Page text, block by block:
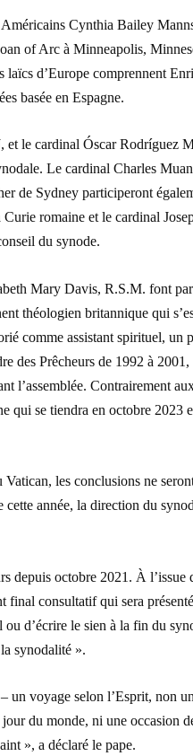
Cynthia Bailey
of Arc à Minneapolis,
d’Europe comprennent
basée en Espagne.
le cardinal Óscar Rodríguez
Le cardinal Charles
de Sydney participeront
romaine et le cardinal
du synode.
Mary Davis, R.S.M. font
théologien britannique qui
comme assistant spirituel, un
des Prêcheurs de 1992 à
l’assemblée. Contrairement
qui se tiendra en octobre 2023
les conclusions ne
année, la direction du
depuis octobre 2021. À l’issue
final consultatif qui sera
d’écrire le sien à la fin du
synodalité ».
un voyage selon l’Esprit, non
du monde, ni une occasion
», a déclaré le pape.